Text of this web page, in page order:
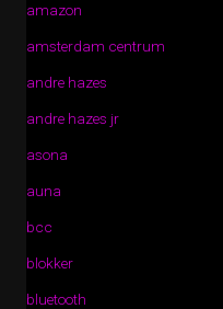
amazon
amsterdam centrum
andre hazes
andre hazes jr
asona
auna
bcc
blokker
bluetooth